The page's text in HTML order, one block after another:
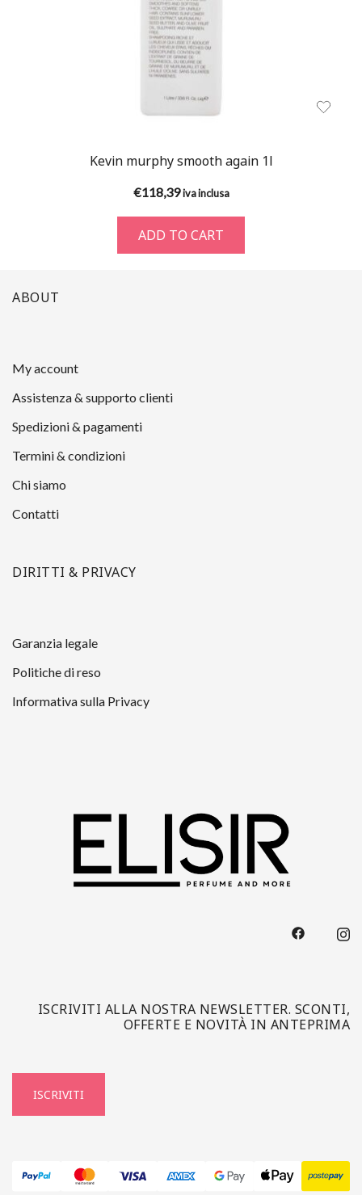
Kevin murphy smooth again 1l
€118,39 iva inclusa
ADD TO CART
ABOUT
My account
Assistenza & supporto clienti
Spedizioni & pagamenti
Termini & condizioni
Chi siamo
Contatti
DIRITTI & PRIVACY
Garanzia legale
Politiche di reso
Informativa sulla Privacy
ISCRIVITI ALLA NOSTRA NEWSLETTER. SCONTI,
OFFERTE E NOVITÀ IN ANTEPRIMA
ISCRIVITI